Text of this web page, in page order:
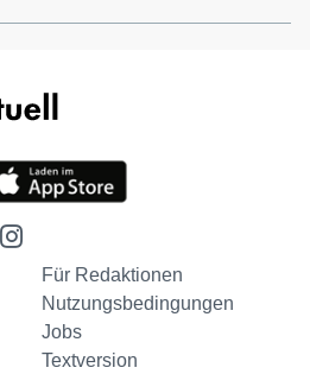
Für Redaktionen
Nutzungsbedingungen
Jobs
Textversion